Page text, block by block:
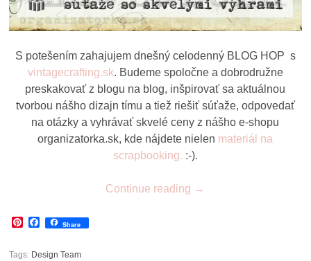
S potešením zahajujem dnešný celodenný BLOG HOP s
vintagecrafting.sk. Budeme spoločne a dobrodružne
preskakovať z blogu na blog, inšpirovať sa aktuálnou
tvorbou nášho dizajn tímu a tiež riešiť súťaže, odpovedať
na otázky a vyhrávať skvelé ceny z nášho e-shopu
organizatorka.sk, kde nájdete nielen materiál na
scrapbooking. :-).
Continue reading →
Pinterest
Facebook
Share
Tags: Design Team